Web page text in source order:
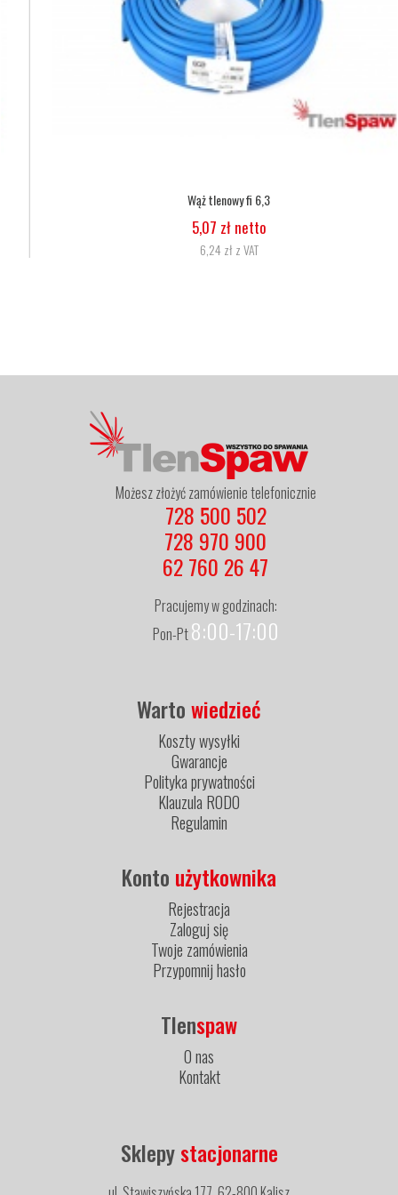
Wąż tlenowy fi 6,3
5,07 zł netto
6,24 zł z VAT
Możesz złożyć zamówienie telefonicznie
728 500 502
728 970 900
62 760 26 47
Pracujemy w godzinach:
Pon-Pt8:00-17:00
Wartowiedzieć
Koszty wysyłki
Gwarancje
Polityka prywatności
Klauzula RODO
Regulamin
Konto użytkownika
Rejestracja
Zaloguj się
Twoje zamówienia
Przypomnij hasło
Tlenspaw
O nas
Kontakt
Sklepystacjonarne